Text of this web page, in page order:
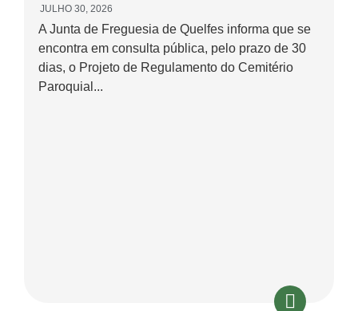
JULHO 30, 2026
A Junta de Freguesia de Quelfes informa que se
encontra em consulta pública, pelo prazo de 30
dias, o Projeto de Regulamento do Cemitério
Paroquial...